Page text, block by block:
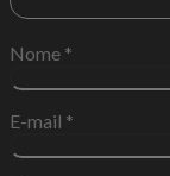
Nome *
E-mail *